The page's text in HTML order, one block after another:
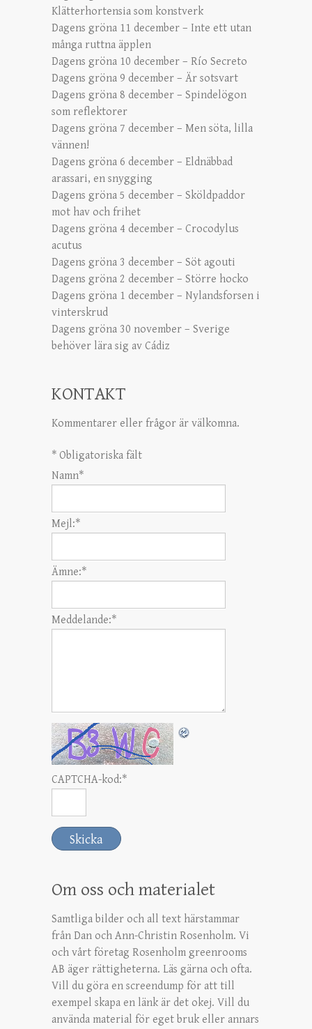
Klätterhortensia som konstverk
Dagens gröna 11 december – Inte ett utan
många ruttna äpplen
Dagens gröna 10 december – Río Secreto
Dagens gröna 9 december – Är sotsvart
Dagens gröna 8 december – Spindelögon
som reflektorer
Dagens gröna 7 december – Men söta, lilla
vännen!
Dagens gröna 6 december – Eldnäbbad
arassari, en snygging
Dagens gröna 5 december – Sköldpaddor
mot hav och frihet
Dagens gröna 4 december – Crocodylus
acutus
Dagens gröna 3 december – Söt agouti
Dagens gröna 2 december – Större hocko
Dagens gröna 1 december – Nylandsforsen i
vinterskrud
Dagens gröna 30 november – Sverige
behöver lära sig av Cádiz
KONTAKT
Kommentarer eller frågor är välkomna.
* Obligatoriska fält
Namn*
Mejl:*
Ämne:*
Meddelande:*
CAPTCHA-kod:*
Om oss och materialet
Samtliga bilder och all text härstammar
från Dan och Ann-Christin Rosenholm. Vi
och vårt företag Rosenholm greenrooms
AB äger rättigheterna. Läs gärna och ofta.
Vill du göra en screendump för att till
exempel skapa en länk är det okej. Vill du
använda material för eget bruk eller annars